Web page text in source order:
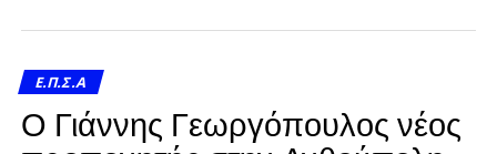
Ε.Π.Σ.Α
Ο Γιάννης Γεωργόπουλος νέος